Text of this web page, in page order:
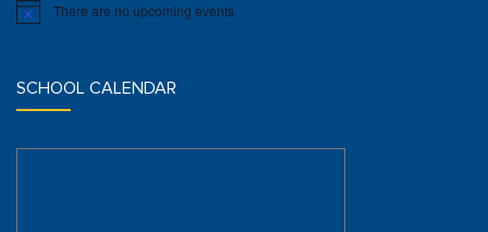
Notice There are no upcoming events.
SCHOOL CALENDAR